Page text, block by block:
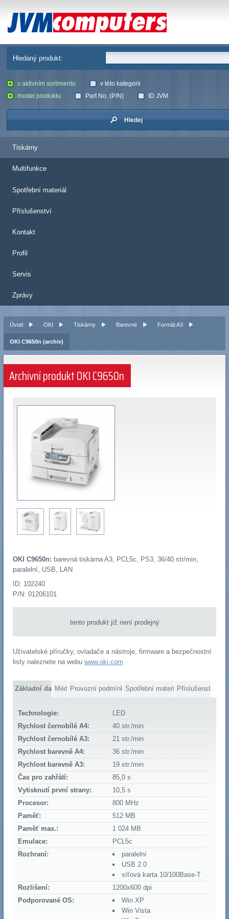
JVM Computers
Hledaný produkt:
v aktivním sortimentu
v této kategorii
model produktu
Part No. (P/N) ID JVM
Hledej
Tiskárny
Multifunkce
Spotřební materiál
Příslušenství
Kontakt
Profil
Servis
Zprávy
Úvod OKI Tiskárny Barevné Formát A3
OKI C9650n (archiv)
Archivní produkt OKI C9650n
OKI C9650n: barevná tiskárna A3, PCL5c, PS3, 36/40 str/min,
paralelní, USB, LAN
ID: 102240
P/N: 01206101
tento produkt již není prodejný
Uživatelské příručky, ovladače a nástroje, firmware a bezpečnostní
listy naleznete na webu www.oki.com
Základní dataMédiaProvozní podmínkySpotřební materiálPříslušenství
Technologie:
LED
Rychlost černobílé A4:
40 str./min
Rychlost černobílé A3:
21 str./min
Rychlost barevně A4:
36 str./min
Rychlost barevně A3:
19 str./min
Čas pro zahřátí:
85,0 s
Vytisknutí první strany:
10,5 s
Procesor:
800 MHz
Paměť:
512 MB
Paměť max.:
1 024 MB
Emulace:
PCL5c
Rozhraní:
paralelní
USB 2.0
síťová karta 10/100Base-T
Rozlišení:
1200x600 dpi
Podporované OS:
Win XP
Win Vista